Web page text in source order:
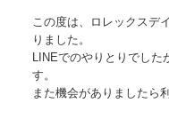
この度は、ロレックスデ
りました。
LINEでのやりとりでした
す。
また機会がありましたら